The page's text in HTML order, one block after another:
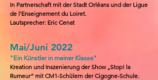
In Partnerschaft mit der Stadt Orléans und der Ligue
de l'Enseignement du Loiret.
Lautsprecher: Eric Cenat
Mai/Juni 2022
"Ein Künstler in meiner Klasse"
Kreation und Inszenierung der Show „Stop! la
Rumeur“ mit CM1-Schülern der Cigogne-Schule.